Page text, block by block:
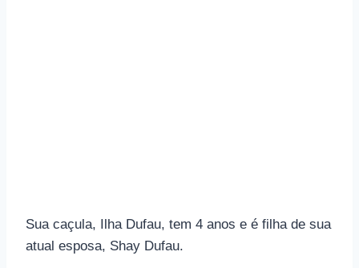
Sua caçula, Ilha Dufau, tem 4 anos e é filha de sua
atual esposa, Shay Dufau.